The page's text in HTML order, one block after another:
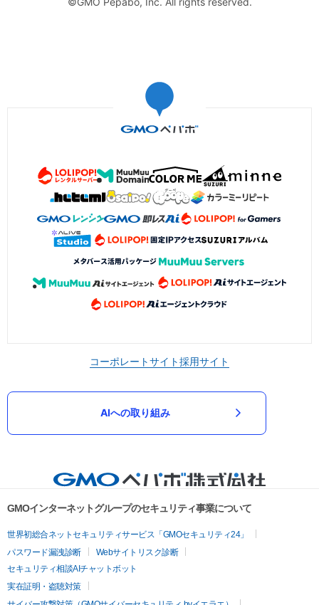
コーポレートサイト採用サイト
AIへの取り組み
GMOインターネットグループのセキュリティ事業について
世界初総合ネットセキュリティサービス「GMOセキュリティ24」
パスワード漏洩診断
Webサイトリスク診断
セキュリティ相談AIチャットボット
実在証明・盗聴対策